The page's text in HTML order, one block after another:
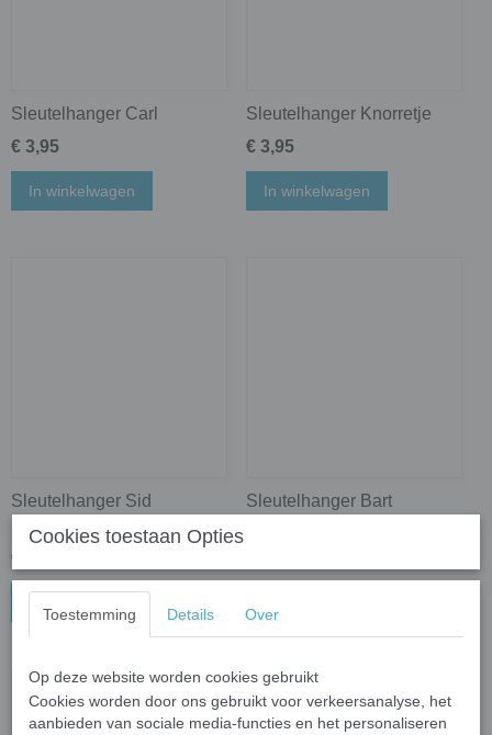
Sleutelhanger Carl
€ 3,95
In winkelwagen
Sleutelhanger Knorretje
€ 3,95
In winkelwagen
Sleutelhanger Sid
€ 3,95
Sleutelhanger Bart
Cookies toestaan Opties
Toestemming Details Over
Op deze website worden cookies gebruikt
Cookies worden door ons gebruikt voor verkeersanalyse, het
aanbieden van sociale media-functies en het personaliseren